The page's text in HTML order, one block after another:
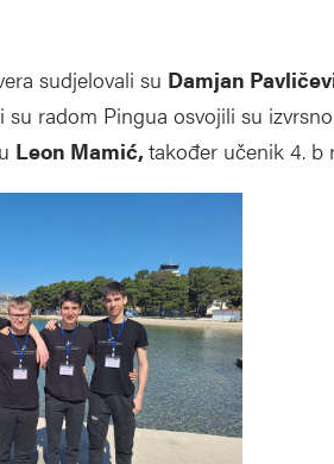
sudjelovali su Damjan
su radom Pingua osvojili su
Leon Mamić, također učenik 4. b